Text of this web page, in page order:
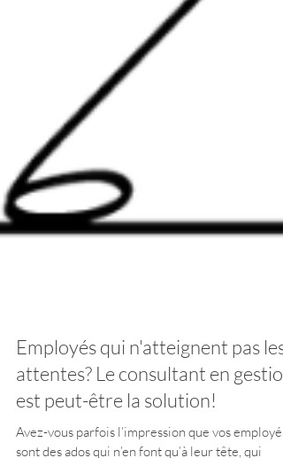
Employés qui n'atteignent pas les
attentes? Le consultant en gestion